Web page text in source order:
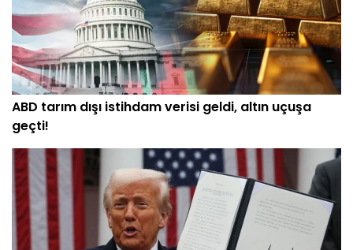
ABD tarım dışı istihdam verisi geldi, altın uçuşa
geçti!